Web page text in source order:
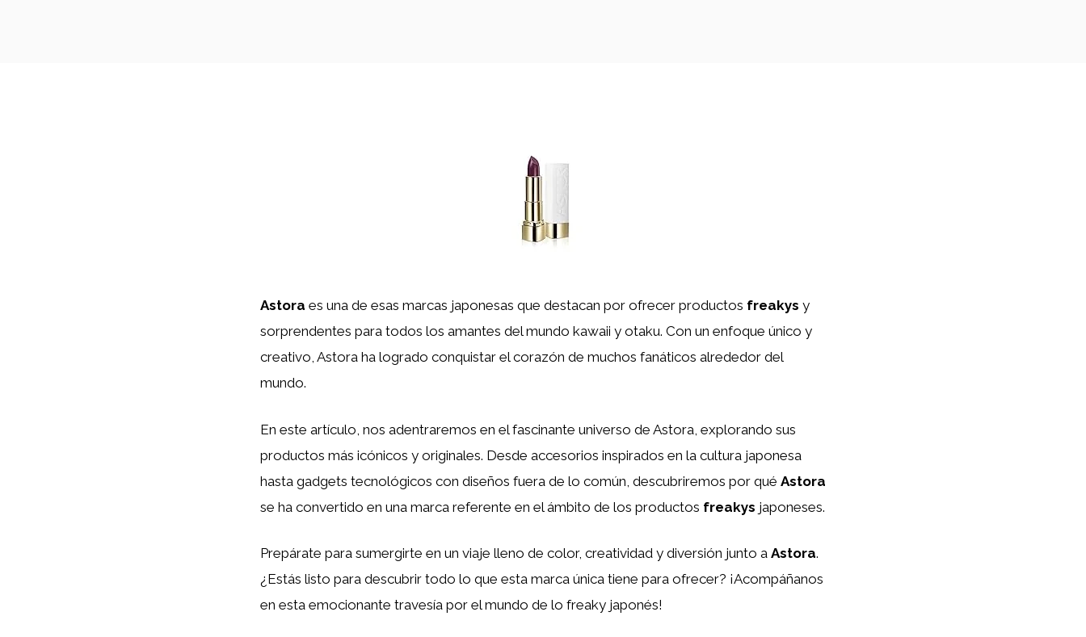
Astora es una de esas marcas japonesas que destacan por ofrecer productos freakys y
sorprendentes para todos los amantes del mundo kawaii y otaku. Con un enfoque único y
creativo, Astora ha logrado conquistar el corazón de muchos fanáticos alrededor del
mundo.
En este artículo, nos adentraremos en el fascinante universo de Astora, explorando sus
productos más icónicos y originales. Desde accesorios inspirados en la cultura japonesa
hasta gadgets tecnológicos con diseños fuera de lo común, descubriremos por qué Astora
se ha convertido en una marca referente en el ámbito de los productos freakys japoneses.
Prepárate para sumergirte en un viaje lleno de color, creatividad y diversión junto a Astora.
¿Estás listo para descubrir todo lo que esta marca única tiene para ofrecer? ¡Acompáñanos
en esta emocionante travesía por el mundo de lo freaky japonés!